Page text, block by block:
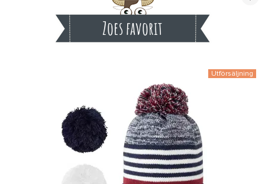
Zoes favorit
Utförsäljning